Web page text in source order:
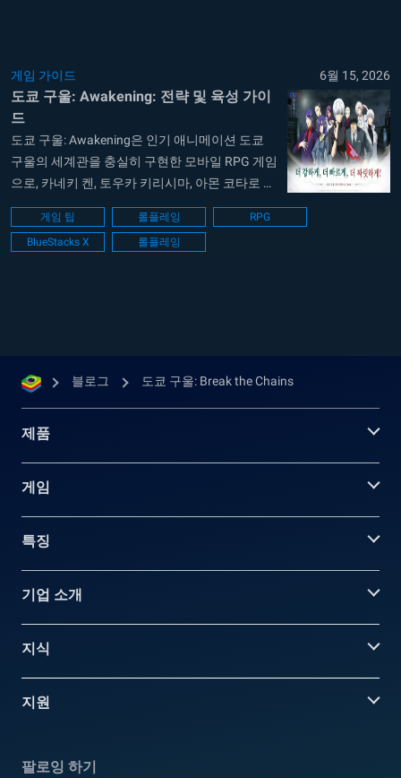
게임 가이드 6월 15, 2026
도쿄 구울: Awakening: 전략 및 육성 가이
드
도쿄 구울: Awakening은 인기 애니메이션 도쿄
구울의 세계관을 충실히 구현한 모바일 RPG 게임
으로, 카네키 켄, 토우카 키리시마, 아몬 코타로 등
다양한 캐릭터를 수집하고, 속성과 전투 스타일을
고려해 최적의 덱을 구성하는 것이 중요합니다.
게임의 핵심 콘텐츠는 스토리 모드, 결투장(PvP),
게임 팁 롤플레잉
RPG
BlueStacks X
롤플레잉
블로그 도쿄 구울: Break the Chains
제품
게임
특징
기업 소개
지식
지원
팔로잉 하기